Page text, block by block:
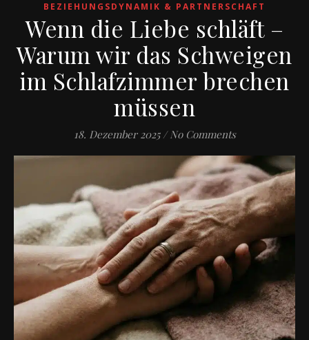
BEZIEHUNGSDYNAMIK & PARTNERSCHAFT
Wenn die Liebe schläft –
Warum wir das Schweigen
im Schlafzimmer brechen
müssen
18. Dezember 2025 / No Comments